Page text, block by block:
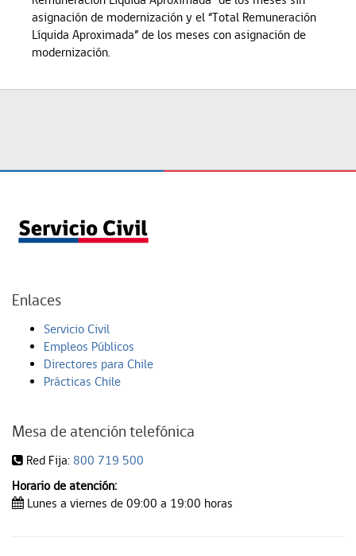
asignación de modernización y el “Total Remuneración
Líquida Aproximada” de los meses con asignación de
modernización.
Enlaces
Servicio Civil
Empleos Públicos
Directores para Chile
Prácticas Chile
Mesa de atención telefónica
Red Fija: 800 719 500
Horario de atención:
Lunes a viernes de 09:00 a 19:00 horas